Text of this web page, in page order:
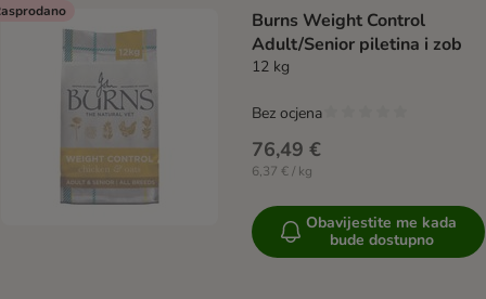
Burns Weight Control
Adult/Senior piletina i zob
12 kg
76,49 €
6,37 € / kg
Bez ocjena
Obavijestite me kada
bude dostupno